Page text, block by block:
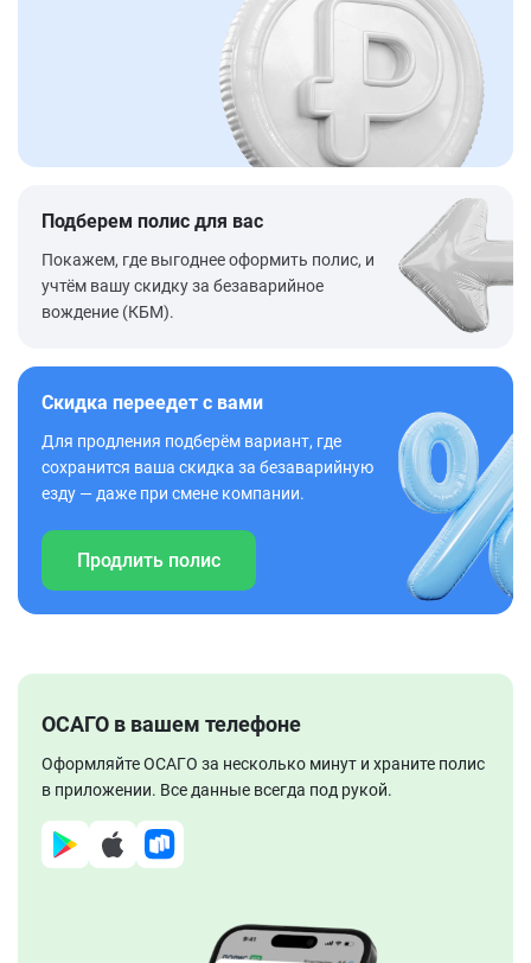
Подберем полис для вас
Покажем, где выгоднее оформить полис, и
учтём вашу скидку за безаварийное
вождение (КБМ).
Скидка переедет с вами
Для продления подберём вариант, где
сохранится ваша скидка за безаварийную
езду — даже при смене компании.
Продлить полис
ОСАГО в вашем телефоне
Оформляйте ОСАГО за несколько минут и храните полис
в приложении. Все данные всегда под рукой.